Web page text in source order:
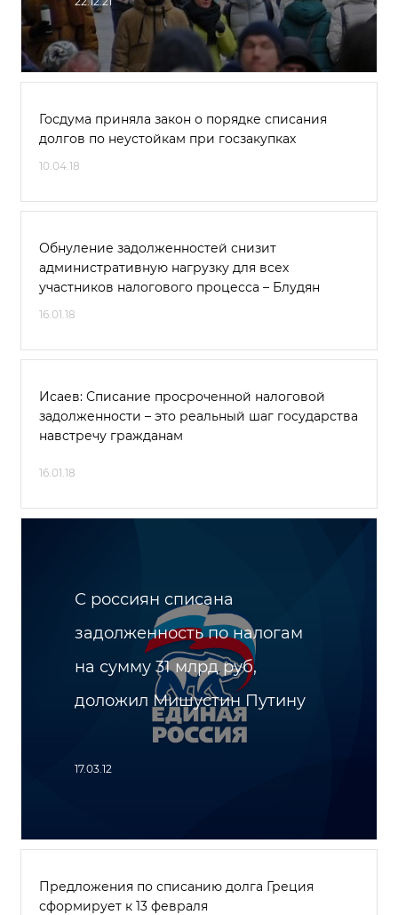
Госдума приняла закон о порядке списания
долгов по неустойкам при госзакупках
10.04.18
Обнуление задолженностей снизит
административную нагрузку для всех
участников налогового процесса – Блудян
16.01.18
Исаев: Списание просроченной налоговой
задолженности – это реальный шаг государства
навстречу гражданам
16.01.18
С россиян списана
задолженность по налогам
на сумму 31 млрд руб,
доложил Мишустин Путину
17.03.12
Предложения по списанию долга Греция
сформирует к 13 февраля